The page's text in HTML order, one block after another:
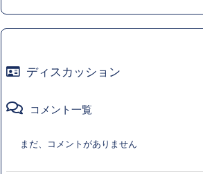
ディスカッション
コメント一覧
まだ、コメントがありません